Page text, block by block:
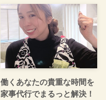
働くあなたの貴重な時間を
家事代行でまるっと解決！